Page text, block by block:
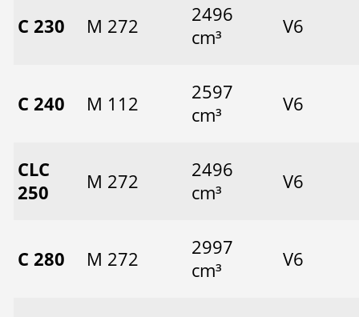
C 230 M 272
2496
cm³
V6
C 240 M 112
2597
cm³
V6
CLC
250
M 272
2496
cm³
V6
C 280 M 272
2997
cm³
V6